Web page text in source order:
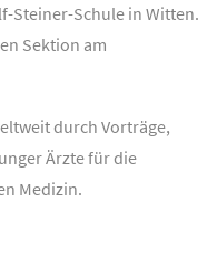
Steiner-Schule in Witten.
Sektion am
durch Vorträge,
Ärzte für die
Medizin.